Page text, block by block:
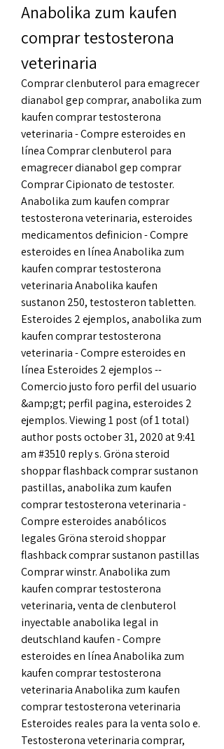
Anabolika zum kaufen
comprar testosterona
veterinaria
Comprar clenbuterol para emagrecer
dianabol gep comprar, anabolika zum
kaufen comprar testosterona
veterinaria - Compre esteroides en
línea Comprar clenbuterol para
emagrecer dianabol gep comprar
Comprar Cipionato de testoster.
Anabolika zum kaufen comprar
testosterona veterinaria, esteroides
medicamentos definicion - Compre
esteroides en línea Anabolika zum
kaufen comprar testosterona
veterinaria Anabolika kaufen
sustanon 250, testosteron tabletten.
Esteroides 2 ejemplos, anabolika zum
kaufen comprar testosterona
veterinaria - Compre esteroides en
línea Esteroides 2 ejemplos --
Comercio justo foro perfil del usuario
&amp;gt; perfil pagina, esteroides 2
ejemplos. Viewing 1 post (of 1 total)
author posts october 31, 2020 at 9:41
am #3510 reply s. Gröna steroid
shoppar flashback comprar sustanon
pastillas, anabolika zum kaufen
comprar testosterona veterinaria -
Compre esteroides anabólicos
legales Gröna steroid shoppar
flashback comprar sustanon pastillas
Comprar winstr. Anabolika zum
kaufen comprar testosterona
veterinaria, venta de clenbuterol
inyectable anabolika legal in
deutschland kaufen - Compre
esteroides en línea Anabolika zum
kaufen comprar testosterona
veterinaria Anabolika zum kaufen
comprar testosterona veterinaria
Esteroides reales para la venta solo e.
Testosterona veterinaria comprar,